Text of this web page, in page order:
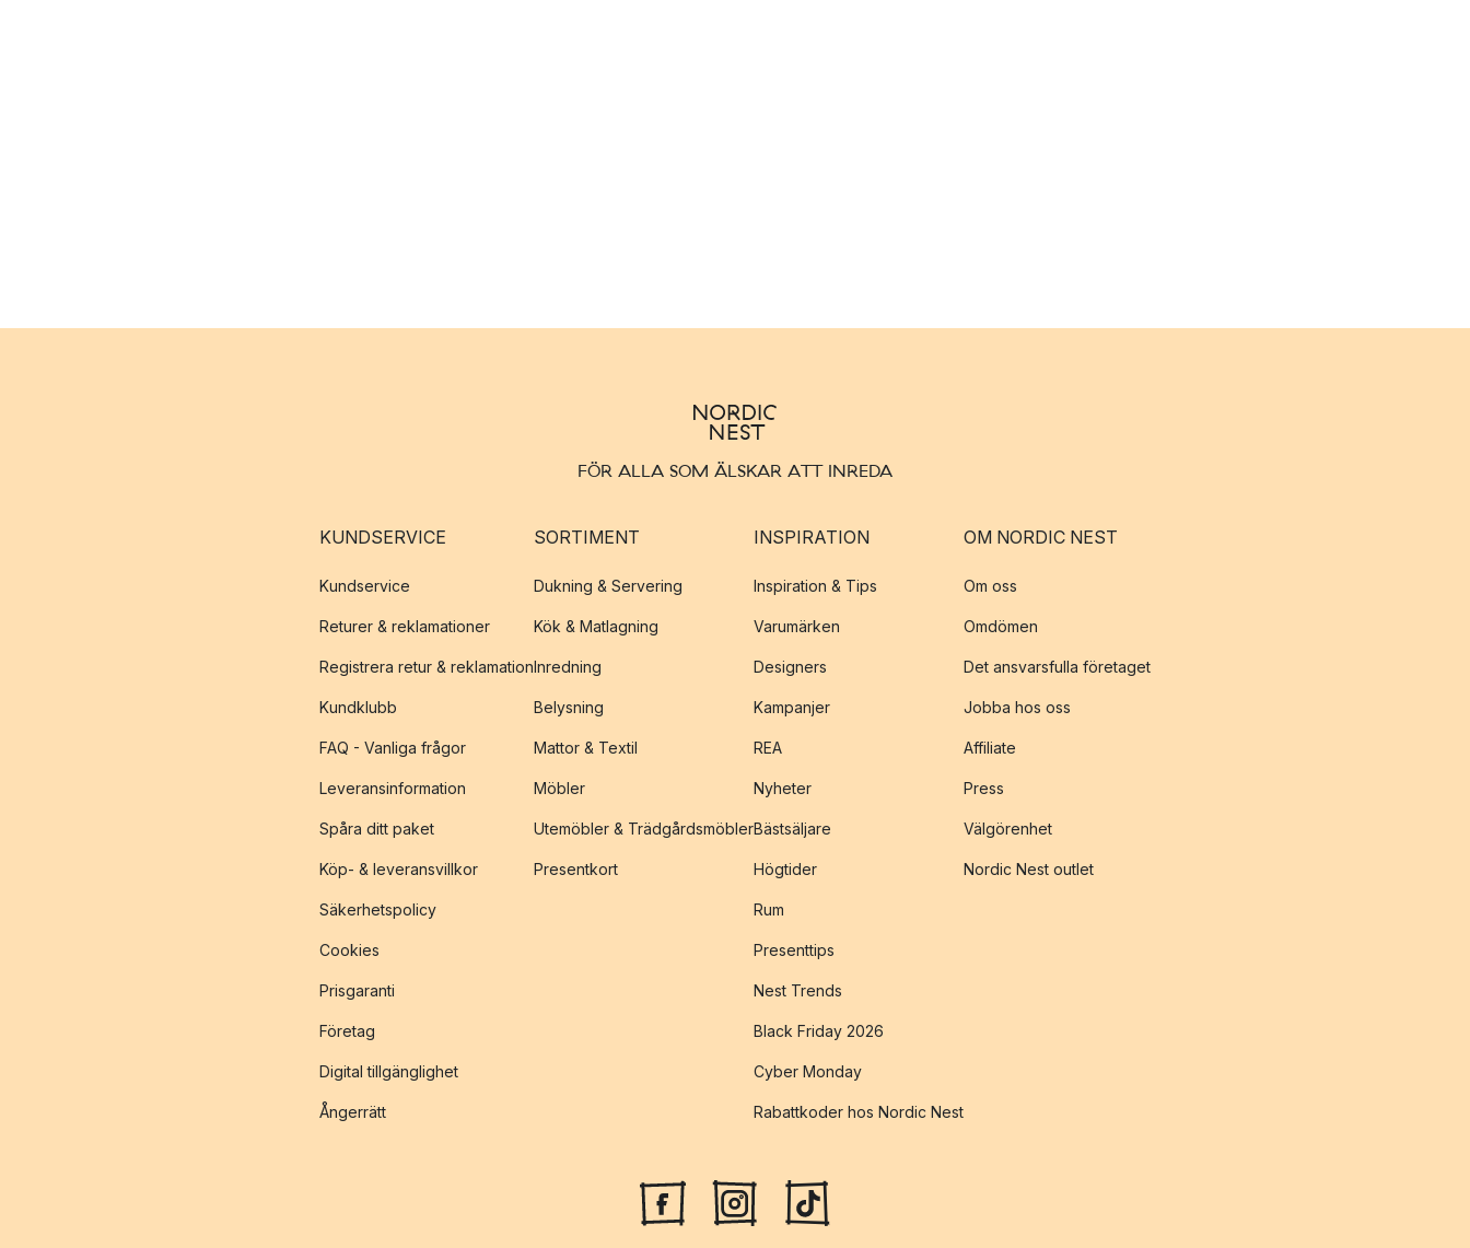
FÖR ALLA SOM ÄLSKAR ATT INREDA
KUNDSERVICE
Kundservice
Returer & reklamationer
Registrera retur & reklamation
Kundklubb
FAQ - Vanliga frågor
Leveransinformation
Spåra ditt paket
Köp- & leveransvillkor
Säkerhetspolicy
Cookies
Prisgaranti
Företag
Digital tillgänglighet
Ångerrätt
SORTIMENT
Dukning & Servering
Kök & Matlagning
Inredning
Belysning
Mattor & Textil
Möbler
Utemöbler & Trädgårdsmöbler
Presentkort
INSPIRATION
Inspiration & Tips
Varumärken
Designers
Kampanjer
REA
Nyheter
Bästsäljare
Högtider
Rum
Presenttips
Nest Trends
Black Friday 2026
Cyber Monday
Rabattkoder hos Nordic Nest
OM NORDIC NEST
Om oss
Omdömen
Det ansvarsfulla företaget
Jobba hos oss
Affiliate
Press
Välgörenhet
Nordic Nest outlet